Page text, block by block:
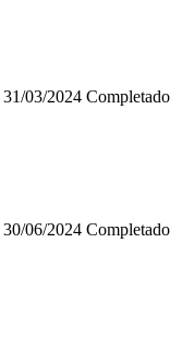
31/03/2024 Completado
30/06/2024 Completado